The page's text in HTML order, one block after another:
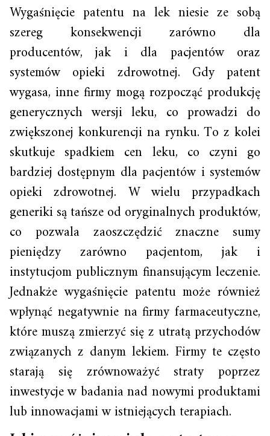
Wygaśnięcie patentu na lek niesie ze sobą
szereg konsekwencji zarówno dla
producentów, jak i dla pacjentów oraz
systemów opieki zdrowotnej. Gdy patent
wygasa, inne firmy mogą rozpocząć produkcję
generycznych wersji leku, co prowadzi do
zwiększonej konkurencji na rynku. To z kolei
skutkuje spadkiem cen leku, co czyni go
bardziej dostępnym dla pacjentów i systemów
opieki zdrowotnej. W wielu przypadkach
generiki są tańsze od oryginalnych produktów,
co pozwala zaoszczędzić znaczne sumy
pieniędzy zarówno pacjentom, jak i
instytucjom publicznym finansującym leczenie.
Jednakże wygaśnięcie patentu może również
wpłynąć negatywnie na firmy farmaceutyczne,
które muszą zmierzyć się z utratą przychodów
związanych z danym lekiem. Firmy te często
starają się zrównoważyć straty poprzez
inwestycje w badania nad nowymi produktami
lub innowacjami w istniejących terapiach.